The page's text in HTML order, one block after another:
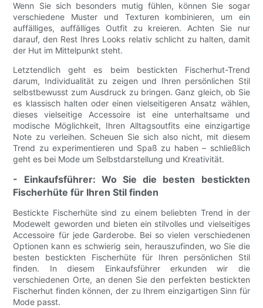
Wenn Sie sich besonders mutig fühlen, können Sie sogar
verschiedene Muster und Texturen kombinieren, um ein
auffälliges, auffälliges Outfit zu kreieren. Achten Sie nur
darauf, den Rest Ihres Looks relativ schlicht zu halten, damit
der Hut im Mittelpunkt steht.
Letztendlich geht es beim bestickten Fischerhut-Trend
darum, Individualität zu zeigen und Ihren persönlichen Stil
selbstbewusst zum Ausdruck zu bringen. Ganz gleich, ob Sie
es klassisch halten oder einen vielseitigeren Ansatz wählen,
dieses vielseitige Accessoire ist eine unterhaltsame und
modische Möglichkeit, Ihren Alltagsoutfits eine einzigartige
Note zu verleihen. Scheuen Sie sich also nicht, mit diesem
Trend zu experimentieren und Spaß zu haben – schließlich
geht es bei Mode um Selbstdarstellung und Kreativität.
- Einkaufsführer: Wo Sie die besten bestickten
Fischerhüte für Ihren Stil finden
Bestickte Fischerhüte sind zu einem beliebten Trend in der
Modewelt geworden und bieten ein stilvolles und vielseitiges
Accessoire für jede Garderobe. Bei so vielen verschiedenen
Optionen kann es schwierig sein, herauszufinden, wo Sie die
besten bestickten Fischerhüte für Ihren persönlichen Stil
finden. In diesem Einkaufsführer erkunden wir die
verschiedenen Orte, an denen Sie den perfekten bestickten
Fischerhut finden können, der zu Ihrem einzigartigen Sinn für
Mode passt.